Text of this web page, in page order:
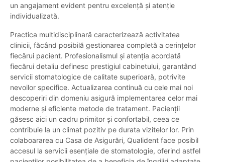
un angajament evident pentru excelență și atenție
individualizată.
Practica multidisciplinară caracterizează activitatea
clinicii, făcând posibilă gestionarea completă a cerințelor
fiecărui pacient. Profesionalismul și atenția acordată
fiecărui detaliu definesc prestigiul cabinetului, garantând
servicii stomatologice de calitate superioară, potrivite
nevoilor specifice. Actualizarea continuă cu cele mai noi
descoperiri din domeniu asigură implementarea celor mai
moderne și eficiente metode de tratament. Pacienții
găsesc aici un cadru primitor și confortabil, ceea ce
contribuie la un climat pozitiv pe durata vizitelor lor. Prin
colaboararea cu Casa de Asigurări, Qualident face posibil
accesul la servicii esențiale de stomatologie, oferind astfel